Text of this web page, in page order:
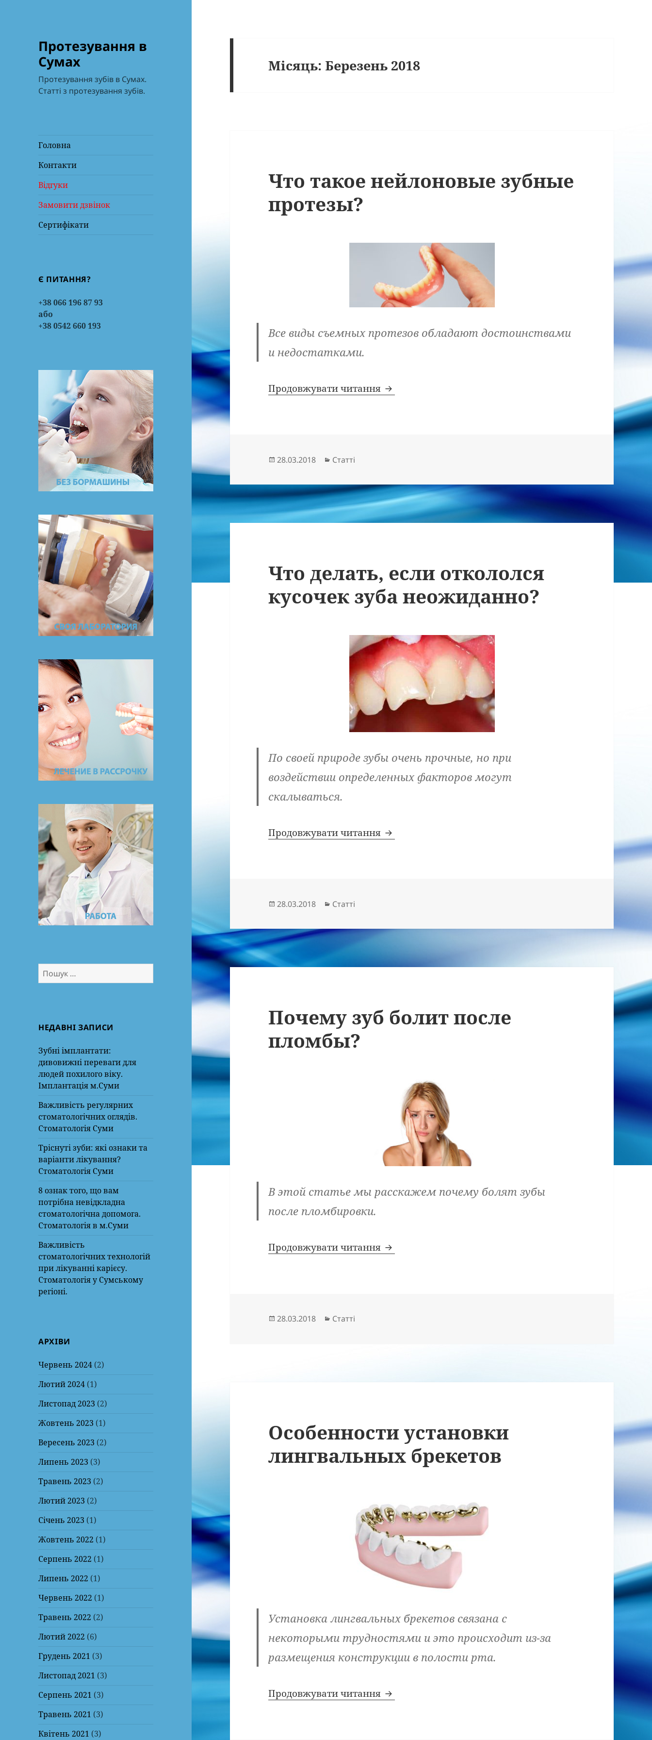
Протезування в
Сумах
Протезування зубів в Сумах.
Статті з протезування зубів.
Головна
Контакти
Відгуки
Замовити дзвінок
Сертифікати
Є ПИТАННЯ?
+38 066 196 87 93
або
+38 0542 660 193
Пошук:
НЕДАВНІ ЗАПИСИ
Зубні імплантати:
дивовижні переваги для
людей похилого віку.
Імплантація м.Суми
Важливість регулярних
стоматологічних оглядів.
Стоматологія Суми
Тріснуті зуби: які ознаки та
варіанти лікування?
Стоматологія Суми
8 ознак того, що вам
потрібна невідкладна
стоматологічна допомога.
Стоматологія в м.Суми
Важливість
стоматологічних технологій
при лікуванні карієсу.
Стоматологія у Сумському
регіоні.
АРХІВИ
Червень 2024 (2)
Лютий 2024 (1)
Листопад 2023 (2)
Жовтень 2023 (1)
Вересень 2023 (2)
Липень 2023 (3)
Травень 2023 (2)
Лютий 2023 (2)
Січень 2023 (1)
Жовтень 2022 (1)
Серпень 2022 (1)
Липень 2022 (1)
Червень 2022 (1)
Травень 2022 (2)
Лютий 2022 (6)
Грудень 2021 (3)
Листопад 2021 (3)
Серпень 2021 (3)
Травень 2021 (3)
Квітень 2021 (3)
Місяць: Березень 2018
Что такое нейлоновые зубные
протезы?
Все виды съемных протезов обладают достоинствами
и недостатками.
Продовжувати читання Что такое нейлоновые зубные протезы?
Опубліковано
28.03.2018 Категорії
Статті
Что делать, если откололся
кусочек зуба неожиданно?
По своей природе зубы очень прочные, но при
воздействии определенных факторов могут
скалываться.
Продовжувати читання Что делать, если откололся кусочек зуба неожиданно?
Опубліковано
28.03.2018 Категорії
Статті
Почему зуб болит после
пломбы?
В этой статье мы расскажем почему болят зубы
после пломбировки.
Продовжувати читання Почему зуб болит после пломбы?
Опубліковано
28.03.2018 Категорії
Статті
Особенности установки
лингвальных брекетов
Установка лингвальных брекетов связана с
некоторыми трудностями и это происходит из-за
размещения конструкции в полости рта.
Продовжувати читання Особенности установки лингвальных брекетов